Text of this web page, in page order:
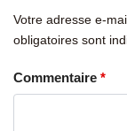
Votre adresse e-
obligatoires sont
Commentaire *